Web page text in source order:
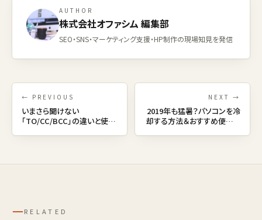
AUTHOR
株式会社オファシム 編集部
SEO・SNS・マーケティング支援・HP制作の現場知見を発信
← PREVIOUS
いまさら聞けない
「TO/CC/BCC」の違いと使い
NEXT →
2019年も猛暑？パソコンを冷
却する方法＆おすすめ便利グ
─RELATED